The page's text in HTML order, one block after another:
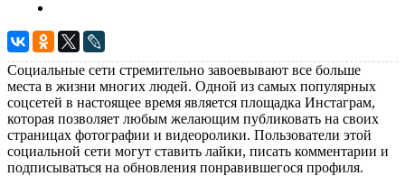
Социальные сети стремительно завоевывают все больше
места в жизни многих людей. Одной из самых популярных
соцсетей в настоящее время является площадка Инстаграм,
которая позволяет любым желающим публиковать на своих
страницах фотографии и видеоролики. Пользователи этой
социальной сети могут ставить лайки, писать комментарии и
подписываться на обновления понравившегося профиля.